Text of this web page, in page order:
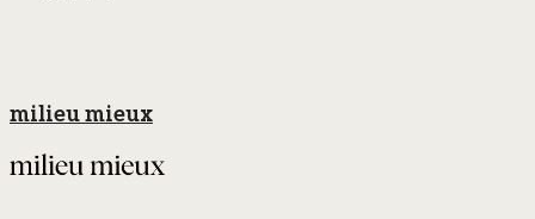
milieu mieux